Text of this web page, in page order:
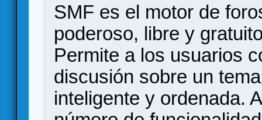
SMF es el motor de
poderoso, libre y
Permite a los usuarios
discusión sobre un
inteligente y ordenada.